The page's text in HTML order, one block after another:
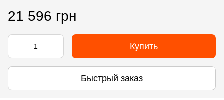
21 596 грн
Купить
Быстрый заказ